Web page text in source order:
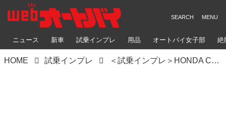
ニュース 新車 試乗インプレ 用品 オートバイ女子部 絶
HOME 試乗インプレ ＜試乗インプレ＞HONDA CBR650F（2017年・伊藤真一）